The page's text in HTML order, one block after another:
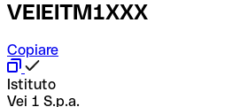
VEIEITM1XXX
Copiare
Istituto
Vei 1 S.p.a.